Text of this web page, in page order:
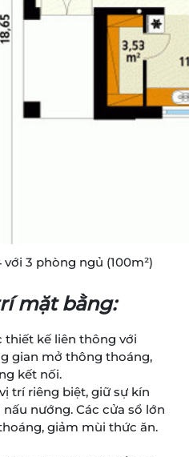
3 phòng ngủ (100m²)
mặt bằng:
kế liên thông với
gian mở thông thoáng,
kết nối.
trí riêng biệt, giữ sự kín
nướng. Các cửa sổ lớn
giảm mùi thức ăn.